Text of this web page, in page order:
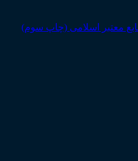
معتبر اسلامی (چاپ سوم)